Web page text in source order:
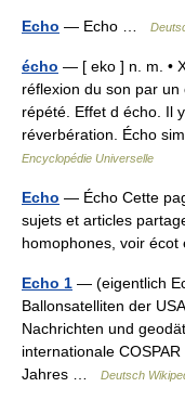
Echo — Echo …
écho — [ eko ] n. m. •
réflexion du son par
répété. Effet d écho. Il
réverbération. Écho
Encyclopédie Universelle
Echo — Écho Cette
sujets et articles
homophones, voir
Echo 1 — (eigentlich
Ballonsatelliten der
Nachrichten und
internationale
Jahres …
Deutsch